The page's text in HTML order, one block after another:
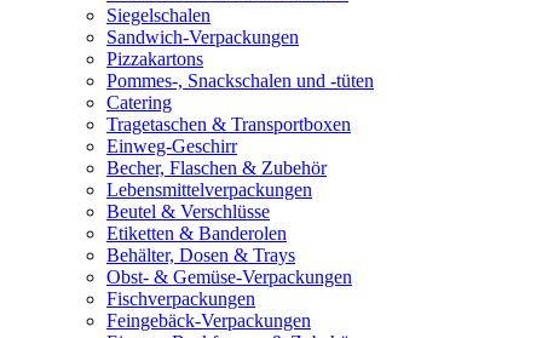
Siegelschalen
Sandwich-Verpackungen
Pizzakartons
Pommes-, Snackschalen und -tüten
Catering
Tragetaschen & Transportboxen
Einweg-Geschirr
Becher, Flaschen & Zubehör
Lebensmittelverpackungen
Beutel & Verschlüsse
Etiketten & Banderolen
Behälter, Dosen & Trays
Obst- & Gemüse-Verpackungen
Fischverpackungen
Feingebäck-Verpackungen